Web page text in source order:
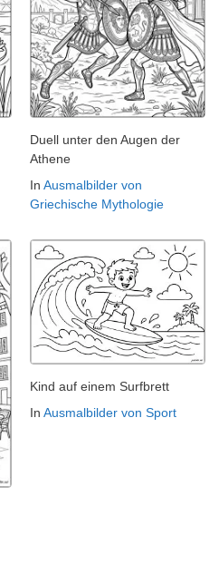
Duell unter den Augen der
Athene
In Ausmalbilder von
Griechische Mythologie
Kind auf einem Surfbrett
In Ausmalbilder von Sport